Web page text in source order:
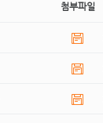
첨부파일